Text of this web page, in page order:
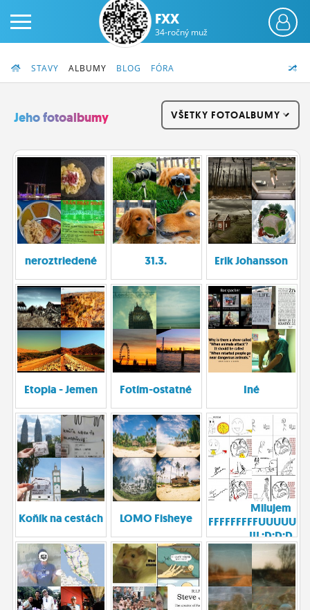
ČINŽIAK
FÓRUM
STATUSY
BLOGY
OBRÁZKY
ĽUDIA
MÔJ PROFIL
NASTAVENIA
ROLETA
FXX
34-ročný muž
STAVY ALBUMY BLOG FÓRA
Jeho fotoalbumy VŠETKY FOTOALBUMY
neroztriedené 31.3. Erik Johansson
Etopia - Jemen Fotím-ostatné Iné
Koňík na cestách LOMO Fisheye
Milujem
!!! :D:D:D